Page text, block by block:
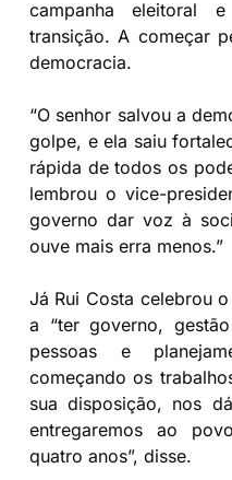
campanha eleitoral
transição. A começar
democracia.
“O senhor salvou a
golpe, e ela saiu
rápida de todos os
lembrou o vice-
governo dar voz à
ouve mais erra menos.”
Já Rui Costa celebrou
a “ter governo,
pessoas e
começando os
sua disposição, nos
entregaremos ao
quatro anos”, disse.